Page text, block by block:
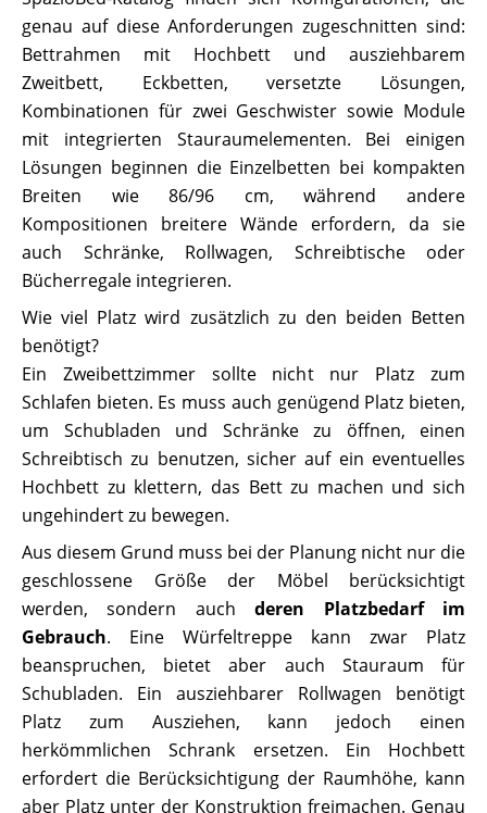
genau auf diese Anforderungen zugeschnitten sind:
Bettrahmen mit Hochbett und ausziehbarem
Zweitbett, Eckbetten, versetzte Lösungen,
Kombinationen für zwei Geschwister sowie Module
mit integrierten Stauraumelementen. Bei einigen
Lösungen beginnen die Einzelbetten bei kompakten
Breiten wie 86/96 cm, während andere
Kompositionen breitere Wände erfordern, da sie
auch Schränke, Rollwagen, Schreibtische oder
Bücherregale integrieren.
Wie viel Platz wird zusätzlich zu den beiden Betten
benötigt?
Ein Zweibettzimmer sollte nicht nur Platz zum
Schlafen bieten. Es muss auch genügend Platz bieten,
um Schubladen und Schränke zu öffnen, einen
Schreibtisch zu benutzen, sicher auf ein eventuelles
Hochbett zu klettern, das Bett zu machen und sich
ungehindert zu bewegen.
Aus diesem Grund muss bei der Planung nicht nur die
geschlossene Größe der Möbel berücksichtigt
werden, sondern auchderen Platzbedarf im
Gebrauch. Eine Würfeltreppe kann zwar Platz
beanspruchen, bietet aber auch Stauraum für
Schubladen. Ein ausziehbarer Rollwagen benötigt
Platz zum Ausziehen, kann jedoch einen
herkömmlichen Schrank ersetzen. Ein Hochbett
erfordert die Berücksichtigung der Raumhöhe, kann
aber Platz unter der Konstruktion freimachen. Genau